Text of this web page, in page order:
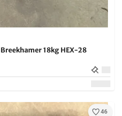
18kg HEX-28
46